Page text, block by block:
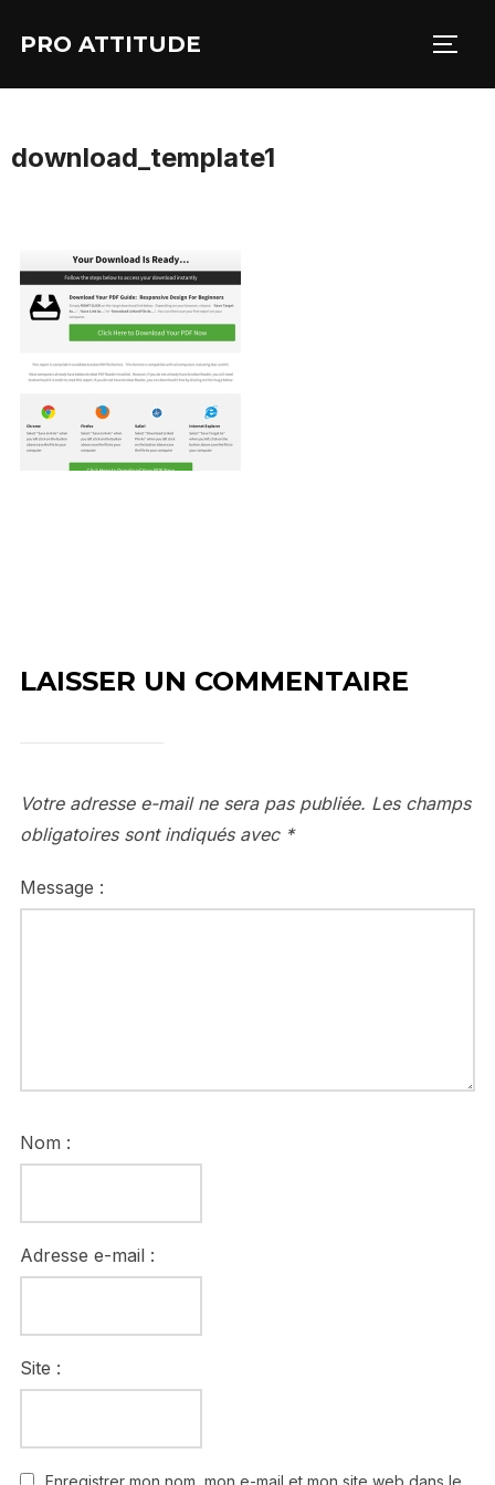
PRO ATTITUDE
download_template1
LAISSER UN COMMENTAIRE
Votre adresse e-mail ne sera pas publiée. Les champs
obligatoires sont indiqués avec *
Message :
Nom :
Adresse e-mail :
Site :
Enregistrer mon nom, mon e-mail et mon site web dans le